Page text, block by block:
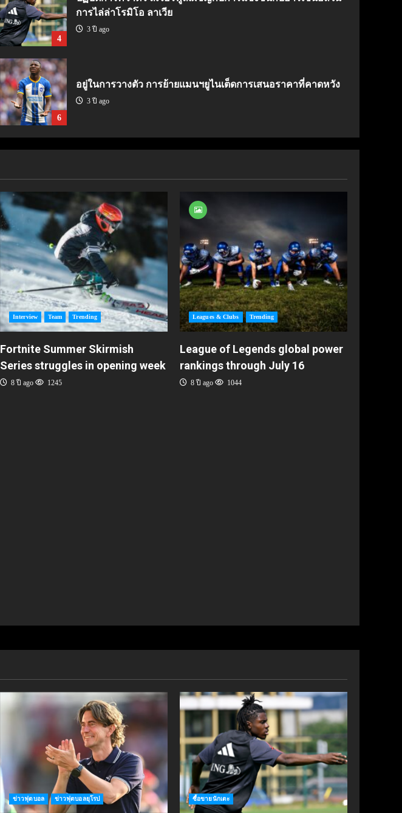
4
การไล่ล่าโรมิโอ ลาเวีย
3 ปี ago
6
อยู่ในการวางตัว การย้ายแมนฯยูไนเต็ดการเสนอราคาที่คาดหวัง
3 ปี ago
Interview Team Trending
Fortnite Summer Skirmish
Series struggles in opening week
8 ปี ago 1245
Leagues & Clubs Trending
League of Legends global power
rankings through July 16
8 ปี ago 1044
ข่าวฟุตบอล ข่าวฟุตบอลยุโรป ซื้อขายนักเตะ